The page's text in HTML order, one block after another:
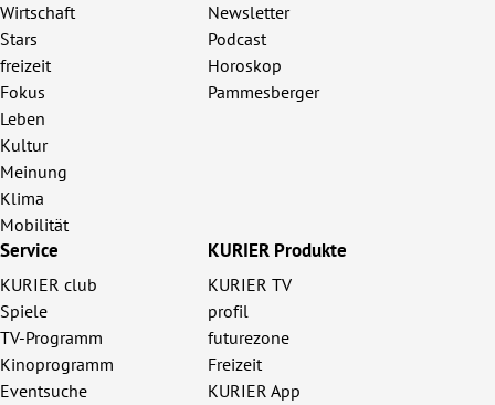
Wirtschaft
Stars
freizeit
Fokus
Leben
Kultur
Meinung
Klima
Mobilität
Newsletter
Podcast
Horoskop
Pammesberger
Service
KURIER club
Spiele
TV-Programm
Kinoprogramm
Eventsuche
KURIER Produkte
KURIER TV
profil
futurezone
Freizeit
KURIER App